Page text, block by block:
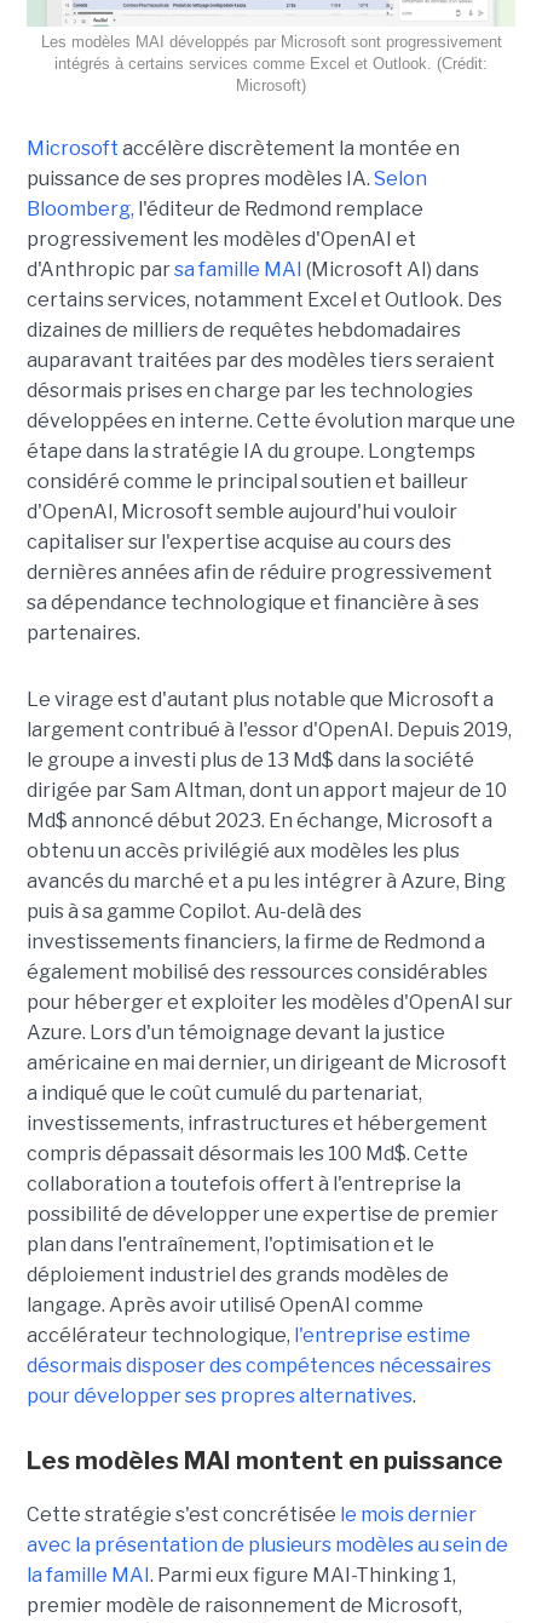
Les modèles MAI développés par Microsoft sont progressivement
intégrés à certains services comme Excel et Outlook. (Crédit:
Microsoft)
Microsoft accélère discrètement la montée en
puissance de ses propres modèles IA. Selon
Bloomberg, l'éditeur de Redmond remplace
progressivement les modèles d'OpenAI et
d'Anthropic parsa famille MAI (Microsoft AI) dans
certains services, notamment Excel et Outlook. Des
dizaines de milliers de requêtes hebdomadaires
auparavant traitées par des modèles tiers seraient
désormais prises en charge par les technologies
développées en interne. Cette évolution marque une
étape dans la stratégie IA du groupe. Longtemps
considéré comme le principal soutien et bailleur
d'OpenAI, Microsoft semble aujourd'hui vouloir
capitaliser sur l'expertise acquise au cours des
dernières années afin de réduire progressivement
sa dépendance technologique et financière à ses
partenaires.
Le virage est d'autant plus notable que Microsoft a
largement contribué à l'essor d'OpenAI. Depuis 2019,
le groupe a investi plus de 13 Md$ dans la société
dirigée par Sam Altman, dont un apport majeur de 10
Md$ annoncé début 2023. En échange, Microsoft a
obtenu un accès privilégié aux modèles les plus
avancés du marché et a pu les intégrer à Azure, Bing
puis à sa gamme Copilot. Au-delà des
investissements financiers, la firme de Redmond a
également mobilisé des ressources considérables
pour héberger et exploiter les modèles d'OpenAI sur
Azure. Lors d'un témoignage devant la justice
américaine en mai dernier, un dirigeant de Microsoft
a indiqué que le coût cumulé du partenariat,
investissements, infrastructures et hébergement
compris dépassait désormais les 100 Md$. Cette
collaboration a toutefois offert à l'entreprise la
possibilité de développer une expertise de premier
plan dans l'entraînement, l'optimisation et le
déploiement industriel des grands modèles de
langage. Après avoir utilisé OpenAI comme
accélérateur technologique, l'entreprise estime
désormais disposer des compétences nécessaires
pour développer ses propres alternatives.
Les modèles MAI montent en puissance
Cette stratégie s'est concrétisée le mois dernier
avec la présentation de plusieurs modèles au sein de
la famille MAI . Parmi eux figure MAI-Thinking 1,
premier modèle de raisonnement de Microsoft,